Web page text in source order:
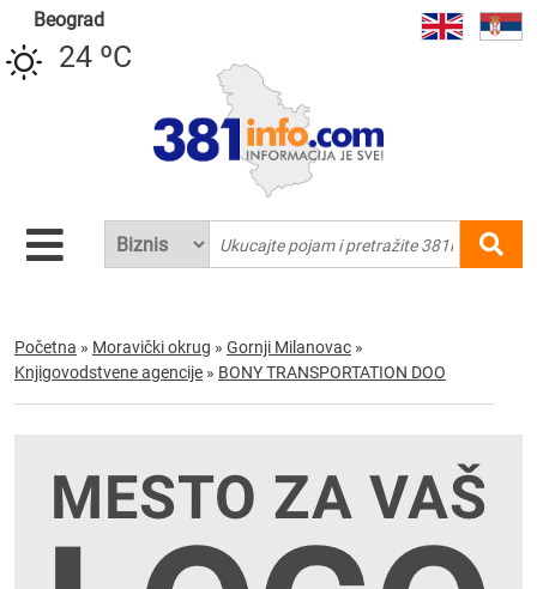
Beograd
24 ºC
Početna » Moravički okrug » Gornji Milanovac »
Knjigovodstvene agencije » BONY TRANSPORTATION DOO